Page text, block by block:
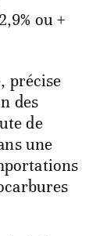
ou +
précise
des
de
une